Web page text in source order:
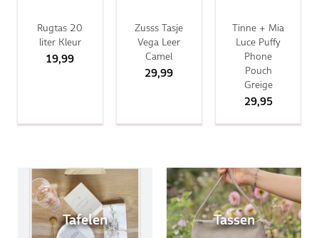
Rugtas 20
liter Kleur
19,99
Zusss Tasje
Vega Leer
Camel
29,99
Tinne + Mia
Luce Puffy
Phone
Pouch
Greige
29,95
Tafelen Tassen